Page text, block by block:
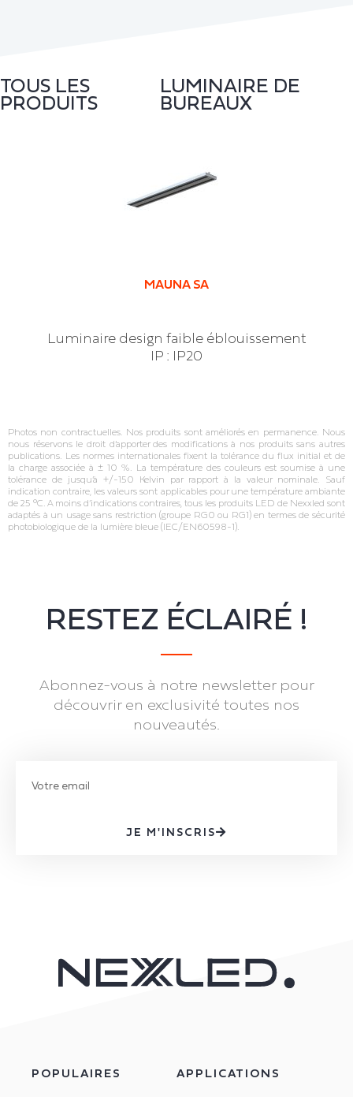
TOUS LES
PRODUITS
LUMINAIRE DE
BUREAUX
MAUNA SA
Luminaire design faible éblouissement
IP : IP20
Photos non contractuelles. Nos produits sont améliorés en permanence. Nous
nous réservons le droit d’apporter des modifications à nos produits sans autres
publications. Les normes internationales fixent la tolérance du flux initial et de
la charge associée à ± 10 %. La température des couleurs est soumise à une
tolérance de jusqu’à +/‐150 Kelvin par rapport à la valeur nominale. Sauf
indication contraire, les valeurs sont applicables pour une température ambiante
de 25 °C. A moins d’indications contraires, tous les produits LED de Nexxled sont
adaptés à un usage sans restriction (groupe RG0 ou RG1) en termes de sécurité
photobiologique de la lumière bleue (IEC/EN60598‐1).
RESTEZ ÉCLAIRÉ !
Abonnez-vous à notre newsletter pour
découvrir en exclusivité toutes nos
nouveautés.
JE M'INSCRIS
POPULAIRES APPLICATIONS